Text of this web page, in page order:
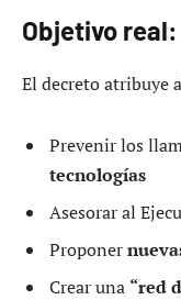
Objetivo
El decreto atribuye
Prevenir los
tecnologías
Asesorar al
Proponer
Crear una “red